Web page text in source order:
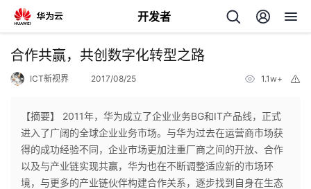
开发者
返
个
合作共赢，共创数字化转型之路
ICT新视界 2017/08/25 1.1w+
【摘要】 2011年，华为成立了企业业务BG和IT产品线，正式
进入了广阔的全球企业业务市场。与华为过去在运营商市场获
得的成功经验不同，企业市场更加注重厂商之间的开放、合作
以及与产业链实现共赢，华为也在不断调整适应新的市场环
境，与更多的产业链伙伴构建合作关系，逐步找到自身在生态